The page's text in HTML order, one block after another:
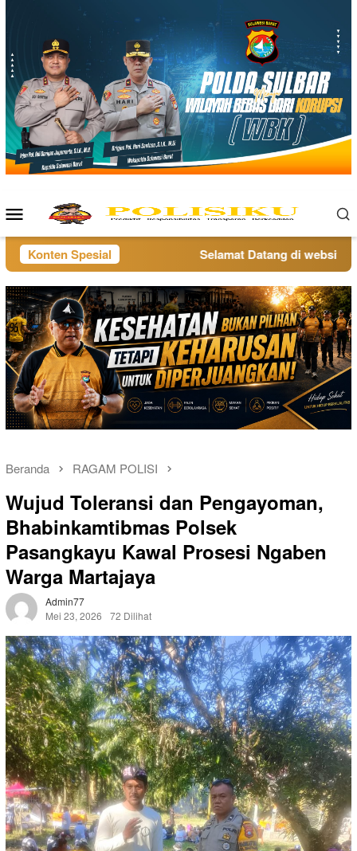
Menu
Mobile
Konten Spesial Selamat Datang di website
Beranda RAGAM POLISI
Wujud Toleransi dan Pengayoman,
Bhabinkamtibmas Polsek
Pasangkayu Kawal Prosesi Ngaben
Warga Martajaya
Admin77
Mei 23, 2026
72 Dilihat